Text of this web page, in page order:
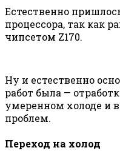
Естественно
процессора, так как
чипсетом Z170.
Ну и естественно
работ была —
умеренном холоде и
проблем.
Переход на холод